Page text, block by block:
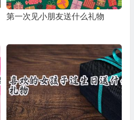
第一次见小朋友送什么礼物